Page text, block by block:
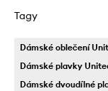
Tagy
Dámské oblečení
Dámské plavky
Dámské dvoudílné